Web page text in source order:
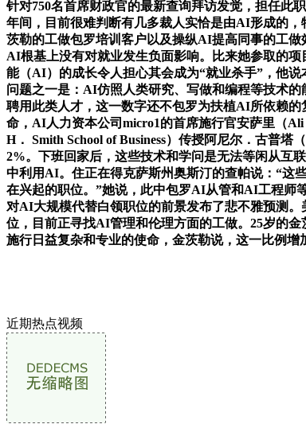
针对750名首席财政官的最新查询拜访发觉，担任此
年间，目前很难判断有几多裁人实恰是由AI形成的
茨勒的工做包罗培训客户以及操纵AI提高同事的工做
AI根基上没有对就业发生负面影响。比来她参取的
能（AI）的成长令人担心其会成为“就业杀手”，他
问题之一是：AI仿照人类研究、写做和编程等技术
聘用此类人才，这一数字还不包罗为扶植AI所依赖
命，AI人力资本公司micro1的首席施行官安萨里（
H． Smith School of Business）传授阿尼尔．古普
2%。下班回家后，这些技术和学问是无法等闲从互
中利用AI。住正在得克萨斯州奥斯汀的查帕说：“这
在兴起的职位。”她说，此中包罗AI从管和AI工程师
对AI大规模代替白领职位的前景发布了悲不雅预测
位，目前正寻找AI管理和伦理方面的工做。25岁的
施行日益复杂和专业的使命，金茨勒说，这一比例
近期热点视频